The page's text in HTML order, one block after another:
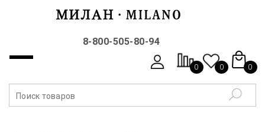
8-800-505-80-94
0 0 0